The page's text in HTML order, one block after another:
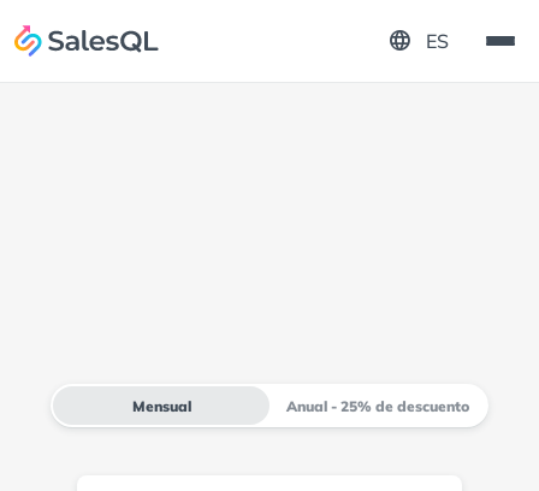
language ES
Mensual Anual - 25% de descuento